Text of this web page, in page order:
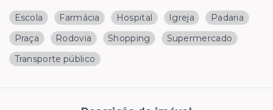
Escola Farmácia Hospital Igreja
Padaria
Praça
Rodovia Shopping
Supermercado
Transporte público